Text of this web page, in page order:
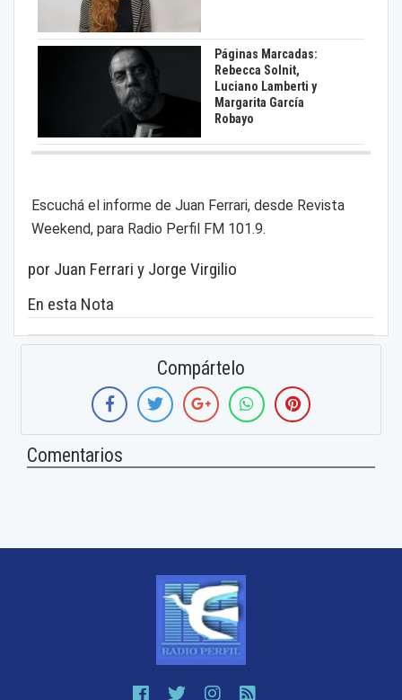
Páginas Marcadas:
Rebecca Solnit,
Luciano Lamberti y
Margarita García
Robayo
Escuchá el informe de Juan Ferrari, desde Revista
Weekend, para Radio Perfil FM 101.9.
por Juan Ferrari y Jorge Virgilio
En esta Nota
Compártelo
Comentarios